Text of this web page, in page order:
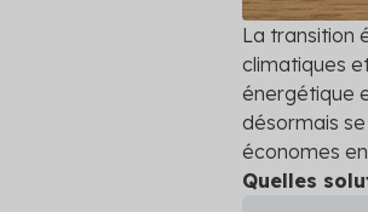
La transition
climatiques
énergétique
désormais
économes
Quelles